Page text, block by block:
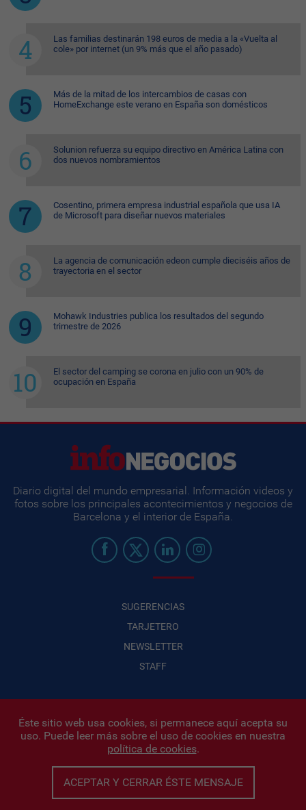
Las familias destinarán 198 euros de media a la «Vuelta al
cole» por internet (un 9% más que el año pasado)
Más de la mitad de los intercambios de casas con
HomeExchange este verano en España son domésticos
Solunion refuerza su equipo directivo en América Latina con
dos nuevos nombramientos
Cosentino, primera empresa industrial española que usa IA
de Microsoft para diseñar nuevos materiales
La agencia de comunicación edeon cumple dieciséis años de
trayectoria en el sector
Mohawk Industries publica los resultados del segundo
trimestre de 2026
El sector del camping se corona en julio con un 90% de
ocupación en España
Diario digital del mundo empresarial. Información videos y
fotos sobre los principales acontecimientos y negocios de
Barcelona y el interior de España.
SUGERENCIAS
TARJETERO
NEWSLETTER
STAFF
Infonegocios 2026| INFONEGOCIOS S.A. · CUIT: 30710438486 |
Políticas de Privacidad|Protección de datos personales
Iñigo Biain
Este sitio esta protegido por Google reCAPTCHA y conPolíticas de
privacidad de GoogleyTerminos del servicioaplicados.
Éste sitio web usa cookies, si permanece aquí acepta su
uso. Puede leer más sobre el uso de cookies en nuestra
política de cookies.
ACEPTAR Y CERRAR ÉSTE MENSAJE